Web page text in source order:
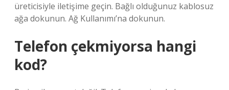
üreticisiyle iletişime geçin. Bağlı olduğunuz kablosuz
ağa dokunun. Ağ Kullanımı’na dokunun.
Telefon çekmiyorsa hangi
kod?